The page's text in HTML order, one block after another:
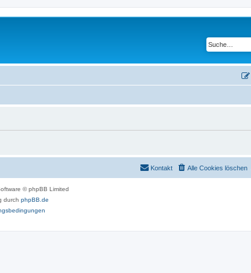
Alle Cookies löschen
Kontakt
© phpBB Limited
durch phpBB.de